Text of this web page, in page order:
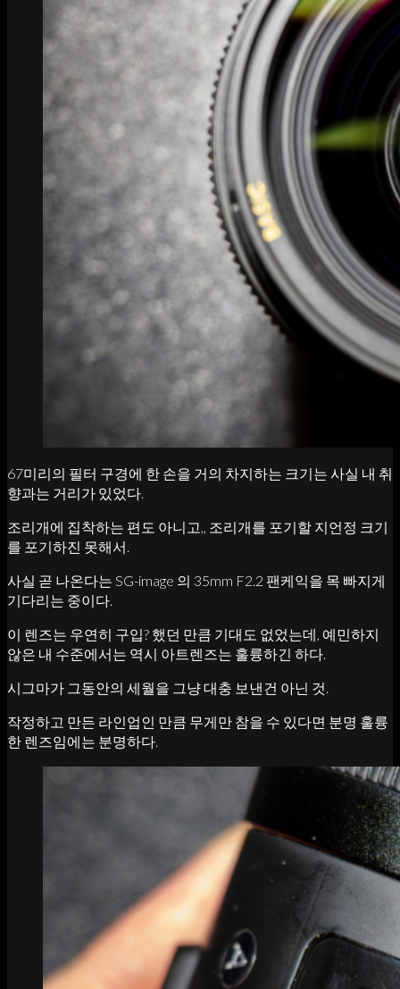
67미리의 필터 구경에 한 손을 거의 차지하는 크기는 사실 내 취
향과는 거리가 있었다.
조리개에 집착하는 편도 아니고,, 조리개를 포기할 지언정 크기
를 포기하진 못해서.
사실 곧 나온다는 SG-image 의 35mm F2.2 팬케익을 목 빠지게
기다리는 중이다.
이 렌즈는 우연히 구입? 했던 만큼 기대도 없었는데, 예민하지
않은 내 수준에서는 역시 아트렌즈는 훌륭하긴 하다.
시그마가 그동안의 세월을 그냥 대충 보낸건 아닌 것.
작정하고 만든 라인업인 만큼 무게만 참을 수 있다면 분명 훌륭
한 렌즈임에는 분명하다.